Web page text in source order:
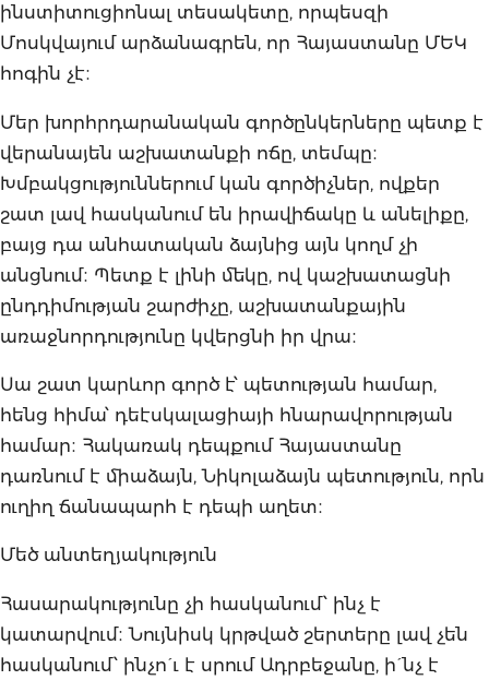
ինստիտուցիոնալ տեսակետը, որպեսզի
Մոսկվայում արձանագրեն, որ Հայաստանը ՄԵԿ
հոգին չէ։
Մեր խորհրդարանական գործընկերները պետք է
վերանայեն աշխատանքի ոճը, տեմպը։
Խմբակցություններում կան գործիչներ, ովքեր
շատ լավ հասկանում են իրավիճակը և անելիքը,
բայց դա անհատական ձայնից այն կողմ չի
անցնում։ Պետք է լինի մեկը, ով կաշխատացնի
ընդդիմության շարժիչը, աշխատանքային
առաջնորդությունը կվերցնի իր վրա։
Սա շատ կարևոր գործ է՝ պետության համար,
հենց հիմա՝ դեէսկալացիայի հնարավորության
համար։ Հակառակ դեպքում Հայաստանը
դառնում է միաձայն, Նիկոլաձայն պետություն, որն
ուղիղ ճանապարհ է դեպի աղետ։
Մեծ անտեղյակություն
Հասարակությունը չի հասկանում՝ ինչ է
կատարվում։ Նույնիսկ կրթված շերտերը լավ չեն
հասկանում՝ ինչո´ւ է սրում Ադրբեջանը, ի´նչ է